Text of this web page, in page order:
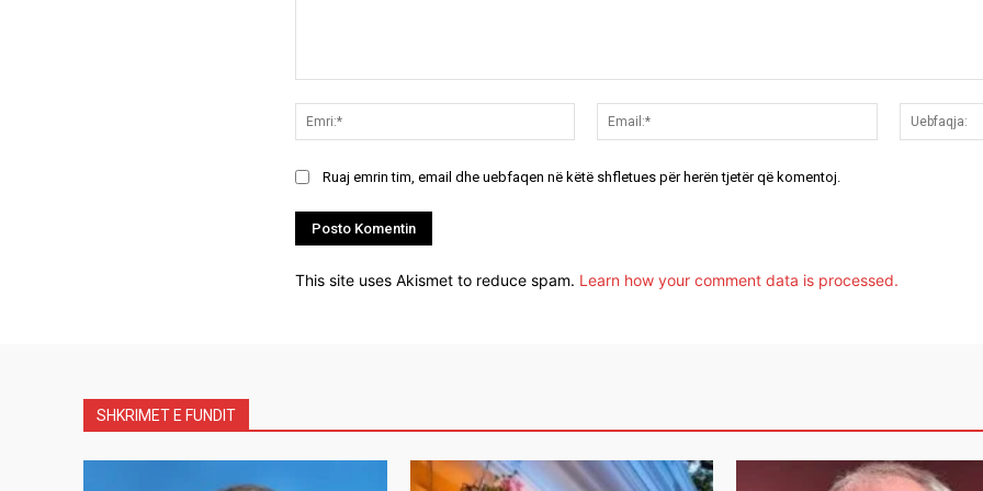
Emri:*
Email:*
Ruaj emrin tim, email dhe uebfaqen në këtë shfletues për herën tjetër që komentoj.
This site uses Akismet to reduce spam. Learn how your comment data is processed.
SHKRIMET E FUNDIT